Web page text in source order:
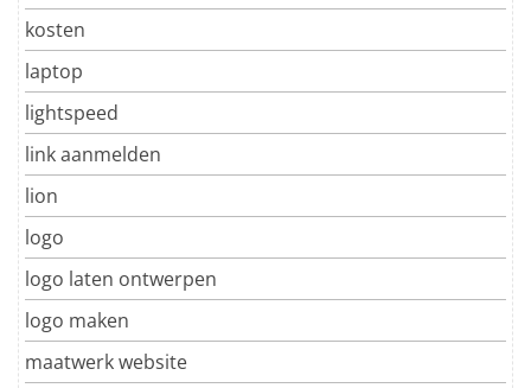
kosten
laptop
lightspeed
link aanmelden
lion
logo
logo laten ontwerpen
logo maken
maatwerk website